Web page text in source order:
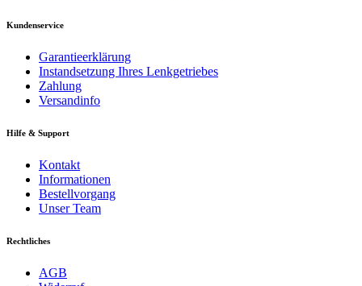
Kundenservice
Garantieerklärung
Instandsetzung Ihres Lenkgetriebes
Zahlung
Versandinfo
Hilfe & Support
Kontakt
Informationen
Bestellvorgang
Unser Team
Rechtliches
AGB